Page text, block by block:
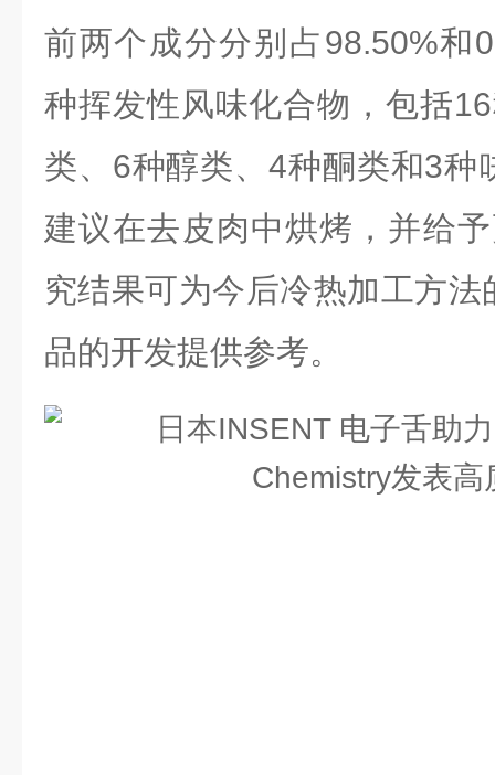
前两个成分分别占98.50%和
种挥发性风味化合物，包括16
类、 6种醇类、4种酮类和3种
建议在去皮肉中烘烤，并给
究结果可为今后冷热加工方
品的开发提供参考。